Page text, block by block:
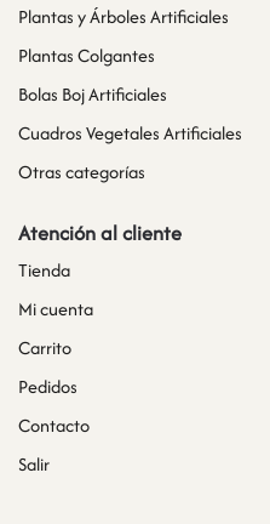
Plantas y Árboles Artificiales
Plantas Colgantes
Bolas Boj Artificiales
Cuadros Vegetales Artificiales
Otras categorías
Atención al cliente
Tienda
Mi cuenta
Carrito
Pedidos
Contacto
Salir